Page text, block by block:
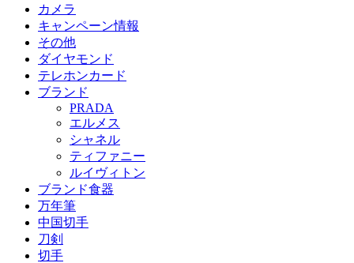
カメラ
キャンペーン情報
その他
ダイヤモンド
テレホンカード
ブランド
PRADA
エルメス
シャネル
ティファニー
ルイヴィトン
ブランド食器
万年筆
中国切手
刀剣
切手